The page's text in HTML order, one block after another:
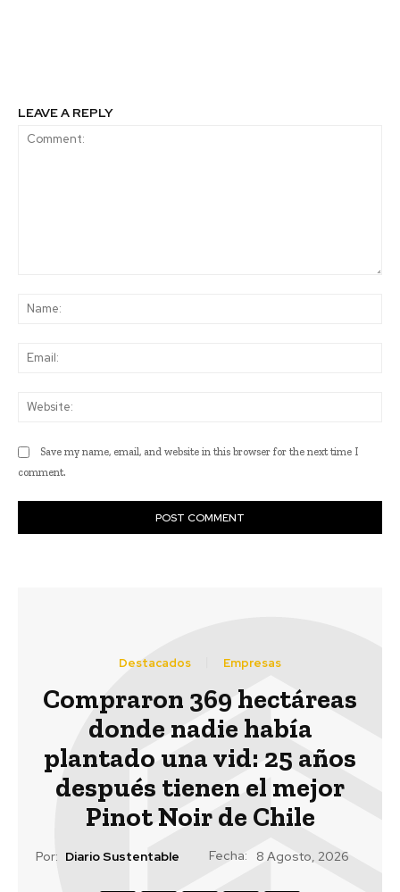
LEAVE A REPLY
Save my name, email, and website in this browser for the next time I
comment.